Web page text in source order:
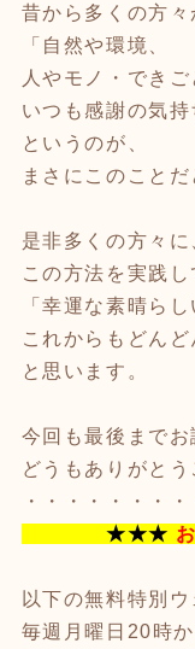
昔から多くの方々
「自然や環境、
人やモノ・できご
いつも感謝の気持
というのが、
まさにこのことだ
是非多くの方々に
この方法を実践し
「幸運な素晴ら
これからもどん
と思います。
今回も最後までお
どうもありがとう
・・・・・・・
★★★
以下の無料特別
毎週月曜日20時